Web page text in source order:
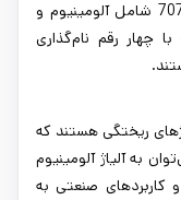
و منگنز و سیلیسیم و نیز آلیاژ آلومینیوم 7075 شامل آلومینیوم و
چهار رقم نام‌گذاری
ریختگی هستند که
به آلیاژ آلومینیوم
و کاربردهای صنعتی به